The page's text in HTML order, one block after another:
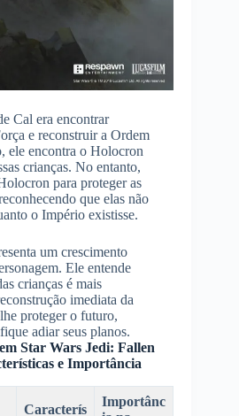
Cal era encontrar
e reconstruir a Ordem
ele encontra o Holocron
crianças. No entanto,
para proteger as
que elas não
o Império existisse.
um crescimento
Ele entende
crianças é mais
imediata da
proteger o futuro,
adiar seus planos.
Star Wars Jedi: Fallen
e Importância
Caracterís
Importânc